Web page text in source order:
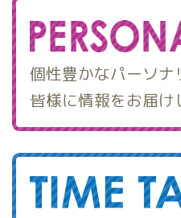
個性豊かなパーソナ
皆様に情報をお届け